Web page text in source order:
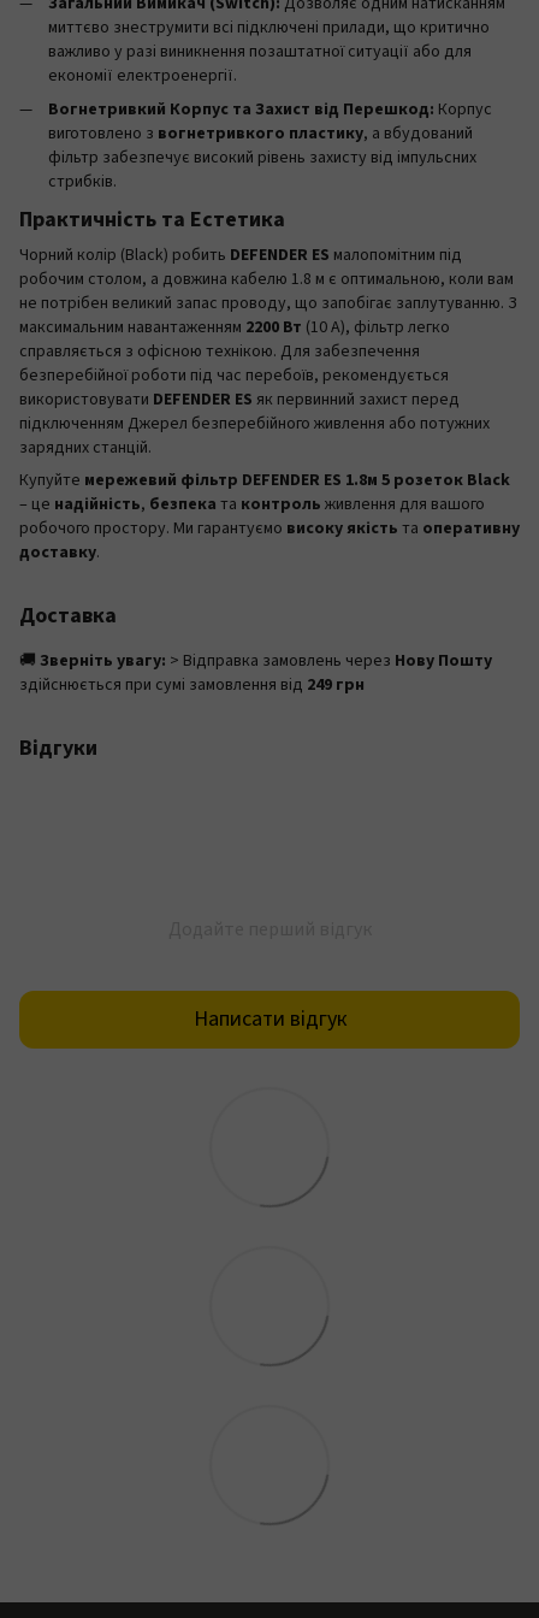
миттєво знеструмити всі підключені прилади, що критично
важливо у разі виникнення позаштатної ситуації або для
економії електроенергії.
Вогнетривкий Корпус та Захист від Перешкод: Корпус
виготовлено з вогнетривкого пластику, а вбудований
фільтр забезпечує високий рівень захисту від імпульсних
стрибків.
Практичність та Естетика
Чорний колір (Black) робить DEFENDER ES малопомітним під
робочим столом, а довжина кабелю 1.8 м є оптимальною, коли вам
не потрібен великий запас проводу, що запобігає заплутуванню. З
максимальним навантаженням 2200 Вт (10 А), фільтр легко
справляється з офісною технікою. Для забезпечення
безперебійної роботи під час перебоїв, рекомендується
використовувати DEFENDER ES як первинний захист перед
підключенням Джерел безперебійного живлення або потужних
зарядних станцій.
Купуйте мережевий фільтр DEFENDER ES 1.8м 5 розеток Black
– це надійність, безпека та контроль живлення для вашого
робочого простору. Ми гарантуємо високу якість та оперативну
доставку.
Доставка
🚚 Зверніть увагу: > Відправка замовлень через Нову Пошту
здійснюється при сумі замовлення від 249 грн
Відгуки
Написати відгук